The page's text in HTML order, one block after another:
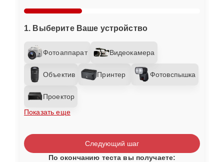
1. Выберите Ваше устройство
Фотоаппарат Видеокамера
Объектив Принтер Фотовспышка
Проектор
Показать еще
Следующий шаг
По окончанию теста вы получаете: